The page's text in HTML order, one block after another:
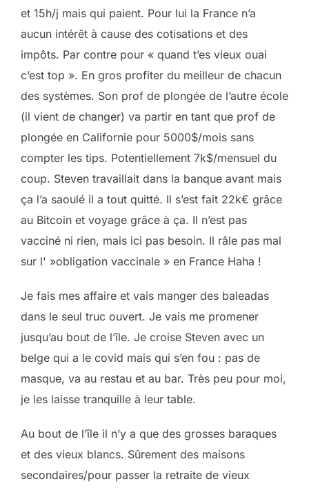
et 15h/j mais qui paient. Pour lui la France n’a
aucun intérêt à cause des cotisations et des
impôts. Par contre pour « quand t’es vieux ouai
c’est top ». En gros profiter du meilleur de chacun
des systèmes. Son prof de plongée de l’autre école
(il vient de changer) va partir en tant que prof de
plongée en Californie pour 5000$/mois sans
compter les tips. Potentiellement 7k$/mensuel du
coup. Steven travaillait dans la banque avant mais
ça l’a saoulé il a tout quitté. Il s’est fait 22k€ grâce
au Bitcoin et voyage grâce à ça. Il n’est pas
vacciné ni rien, mais ici pas besoin. Il râle pas mal
sur l' »obligation vaccinale » en France Haha !
Je fais mes affaire et vais manger des baleadas
dans le seul truc ouvert. Je vais me promener
jusqu’au bout de l’île. Je croise Steven avec un
belge qui a le covid mais qui s’en fou : pas de
masque, va au restau et au bar. Très peu pour moi,
je les laisse tranquille à leur table.
Au bout de l’île il n’y a que des grosses baraques
et des vieux blancs. Sûrement des maisons
secondaires/pour passer la retraite de vieux